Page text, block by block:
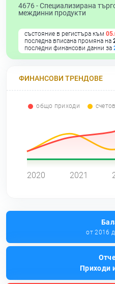
4676 -Специализирана
междинни продукти
състояние в регистъра към
последна вписана промяна на
последни финансови данни за
ФИНАНСОВИ ТРЕНДОВЕ
общо приходи
2020 2021
от 2016
Приходи